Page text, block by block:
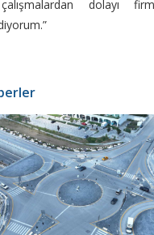
dolayı